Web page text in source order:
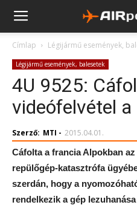
Címlap Légijármű események,
Légijármű események, balesetek
4U 9525:
videófelvétel
Szerző: MTI - 2015.04.01.
Cáfolta a francia Alpokban
repülőgép-katasztrófa
szerdán, hogy a
rendelkezik a gép